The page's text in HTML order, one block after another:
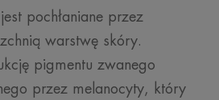
pochłaniane przez
warstwę skóry.
pigmentu zwanego
przez melanocyty, który